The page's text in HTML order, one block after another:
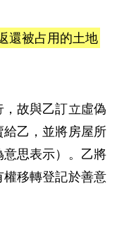
還被占用的土地
故與乙訂立虛偽
乙，並將房屋所
思表示）。乙將
移轉登記於善意